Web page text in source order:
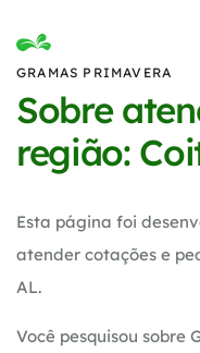
GRAMAS PRIMAVERA
Sobre
região:
Esta página foi
atender cotações e
AL.
Você pesquisou sobre